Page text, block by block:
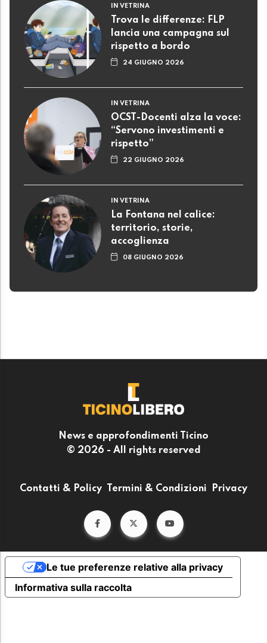
IN VETRINA
Trova le differenze: FLP
lancia una campagna sul
rispetto a bordo
24 GIUGNO 2026
IN VETRINA
OCST-Docenti alza la voce:
“Servono investimenti e
rispetto”
22 GIUGNO 2026
IN VETRINA
La Fontana nel calice:
territorio, storie,
accoglienza
08 GIUGNO 2026
News e approfondimenti Ticino
© 2026 - All rights reserved
Contatti & Policy Termini & Condizioni Privacy
Informativa sulla raccolta
Le tue preferenze relative alla privacy